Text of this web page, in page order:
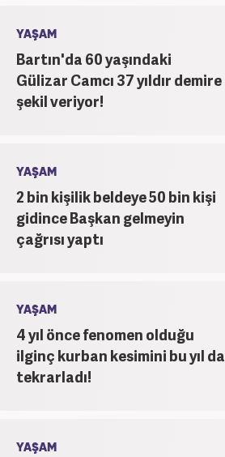
YAŞAM
Bartın'da 60 yaşındaki
Gülizar Camcı 37 yıldır demire
şekil veriyor!
YAŞAM
2 bin kişilik beldeye 50 bin kişi
gidince Başkan gelmeyin
çağrısı yaptı
YAŞAM
4 yıl önce fenomen olduğu
ilginç kurban kesimini bu yıl da
tekrarladı!
YAŞAM